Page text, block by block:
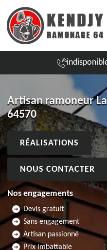
Artisan ramoneur
64570
RÉALISATIONS
NOUS CONTACTER
Nos engagements
Devis gratuit
Sans engagement
Artisan passionné
Prix imbattable